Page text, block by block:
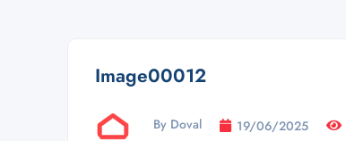
Image00012
By Doval 19/06/2025